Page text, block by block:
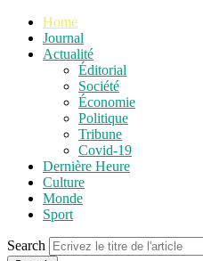
Home
Journal
Actualité
Éditorial
Société
Économie
Politique
Tribune
Covid-19
Dernière Heure
Culture
Monde
Sport
Search